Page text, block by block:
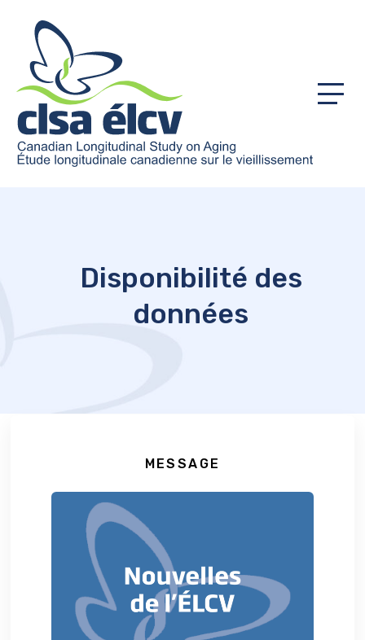
Menu
Disponibilité des
données
MESSAGE